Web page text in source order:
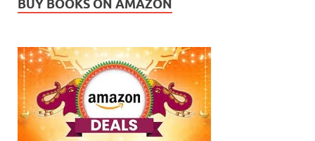
BUY BOOKS ON AMAZON